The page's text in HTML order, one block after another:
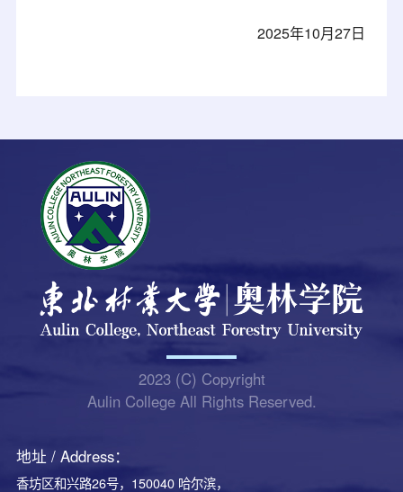
2025年10月27日
2023 (C) Copyright
Aulin College All Rights Reserved.
地址 / Address：
香坊区和兴路26号，150040 哈尔滨，